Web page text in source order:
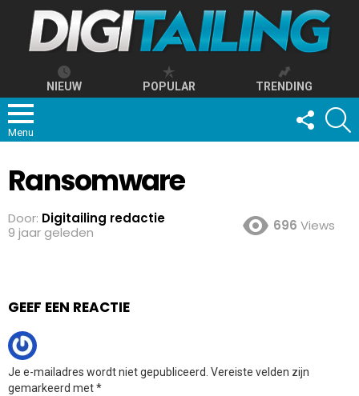
NIEUW POPULAR TRENDING
Menu
FOLLOW
US
Ransomware
Door: Digitailing redactie
9 jaar geleden
696 Views
GEEF EEN REACTIE
Je e-mailadres wordt niet gepubliceerd. Vereiste velden zijn
gemarkeerd met*